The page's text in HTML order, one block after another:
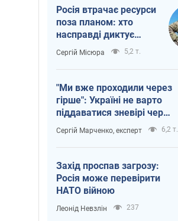
Росія втрачає ресурси
поза планом: хто
насправді диктує
темп війни
Сергій Місюра 5,2 т.
"Ми вже проходили через
гірше": Україні не варто
піддаватися зневірі через
ракетний терор
Сергій Марченко, експерт 6,2 т.
Захід проспав загрозу:
Росія може перевірити
НАТО війною
Леонід Невзлін 237